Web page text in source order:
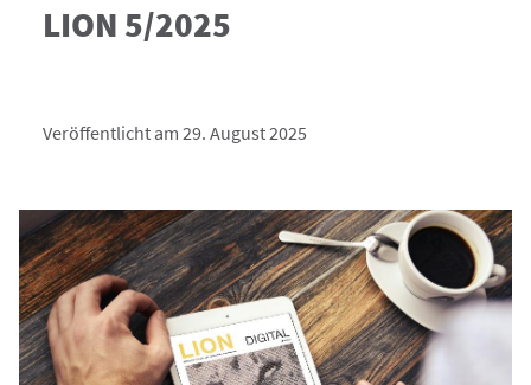
LION 5/2025
Veröffentlicht am 29. August 2025